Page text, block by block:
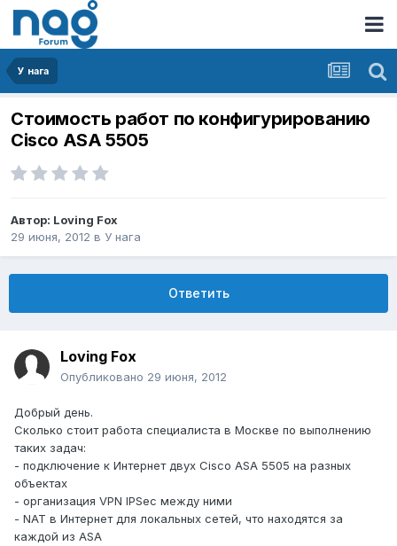
У нага
Стоимость работ по конфигурированию
Cisco ASA 5505
Автор: Loving Fox
29 июня, 2012 в У нага
Ответить
Loving Fox
Опубликовано 29 июня, 2012
Добрый день.
Сколько стоит работа специалиста в Москве по выполнению
таких задач:
- подключение к Интернет двух Cisco ASA 5505 на разных
объектах
- организация VPN IPSec между ними
- NAT в Интернет для локальных сетей, что находятся за
каждой из ASA